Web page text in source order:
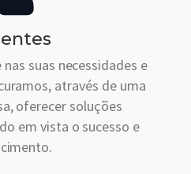
suas necessidades e
através de uma
oferecer soluções
em vista o sucesso e